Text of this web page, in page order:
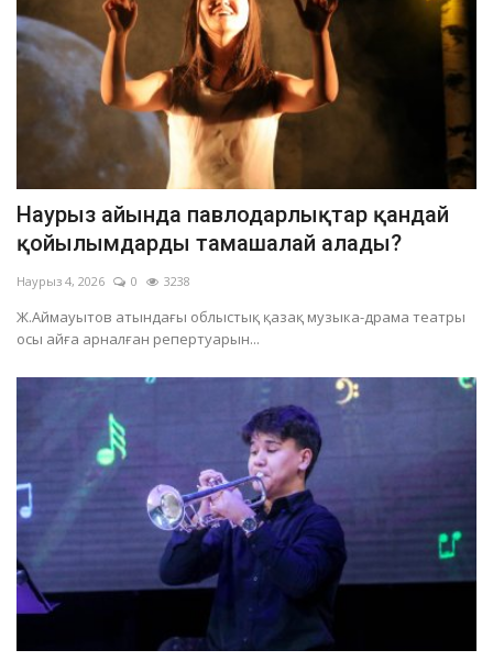
Наурыз айында павлодарлықтар қандай
қойылымдарды тамашалай алады?
Наурыз 4, 2026 0 3238
Ж.Аймауытов атындағы облыстық қазақ музыка-драма театры
осы айға арналған репертуарын...